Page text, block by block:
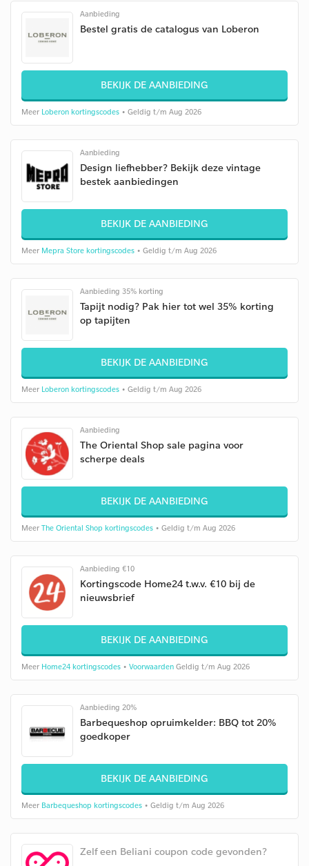
Aanbieding
Bestel gratis de catalogus van Loberon
BEKIJK DE AANBIEDING
Meer Loberon kortingscodes • Geldig t/m Aug 2026
Aanbieding
Design liefhebber? Bekijk deze vintage
bestek aanbiedingen
BEKIJK DE AANBIEDING
Meer Mepra Store kortingscodes • Geldig t/m Aug 2026
Aanbieding 35% korting
Tapijt nodig? Pak hier tot wel 35% korting
op tapijten
BEKIJK DE AANBIEDING
Meer Loberon kortingscodes • Geldig t/m Aug 2026
Aanbieding
The Oriental Shop sale pagina voor
scherpe deals
BEKIJK DE AANBIEDING
Meer The Oriental Shop kortingscodes • Geldig t/m Aug 2026
Aanbieding €10
Kortingscode Home24 t.w.v. €10 bij de
nieuwsbrief
BEKIJK DE AANBIEDING
Meer Home24 kortingscodes • Voorwaarden Geldig t/m Aug 2026
Aanbieding 20%
Barbequeshop opruimkelder: BBQ tot 20%
goedkoper
BEKIJK DE AANBIEDING
Meer Barbequeshop kortingscodes • Geldig t/m Aug 2026
Zelf een Beliani coupon code gevonden?